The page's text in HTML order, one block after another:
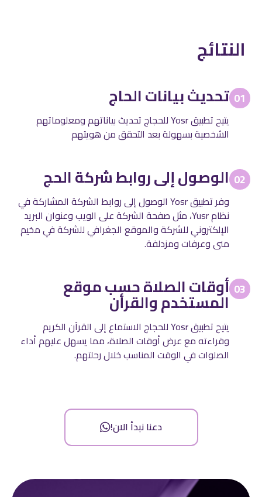
النتائج
01 تحديث بيانات الحاج
يتيح تطبيق Yosr للحجاج تحديث بياناتهم ومعلوماتهم
الشخصية بسهولة بعد التحقق من هويتهم
02 الوصول إلى روابط شركة الحج
وفر تطبيق Yosr الوصول إلى روابط الشركة المشاركة في
نظام Yusr، مثل صفحة الشركة على الويب وعنوان البريد
الإلكتروني للشركة والموقع الجغرافي للشركة في مخيم
منى وعرفات ومزدلفة.
03 أوقات الصلاة حسب موقع
المستخدم والقرأن
يتيح تطبيق Yosr للحجاج الاستماع إلى القرآن الكريم
وقراءته مع عرض أوقات الصلاة، مما يسهل عليهم أداء
الصلوات في الوقت المناسب خلال رحلتهم.
دعنا نبدأ الان!